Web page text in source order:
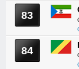
83
84